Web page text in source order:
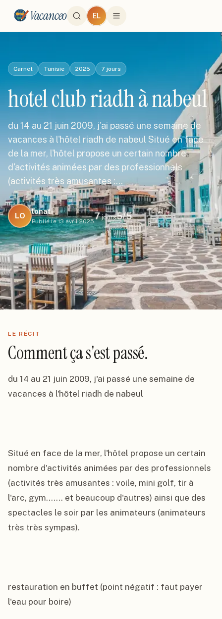
Vacanceo EL
Carnet Tunisie 2025 7 jours
hotel club riadh à nabeul
du 14 au 21 juin 2009, j'ai passé une semaine de
vacances à l'hôtel riadh de nabeul Situé en face
de la mer, l'hôtel propose un certain nombre
d'activités animées par des professionnels
(activités très amusantes :…
LO
lonati
Publié le 13 avril 2025
7jours5/5
LE RÉCIT
Comment ça s'est passé.
du 14 au 21 juin 2009, j'ai passé une semaine de
vacances à l'hôtel riadh de nabeul
Situé en face de la mer, l'hôtel propose un certain
nombre d'activités animées par des professionnels
(activités très amusantes : voile, mini golf, tir à
l'arc, gym....... et beaucoup d'autres) ainsi que des
spectacles le soir par les animateurs (animateurs
très très sympas).
restauration en buffet (point négatif : faut payer
l'eau pour boire)